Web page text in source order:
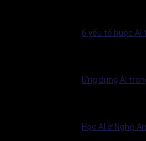
6 yếu tố buộc AI
Ứng dụng AI
Học AI ở Nghệ